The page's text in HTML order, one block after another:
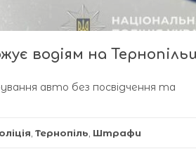
водіям на
авто без посвідчення та
Тернопіль Штрафи